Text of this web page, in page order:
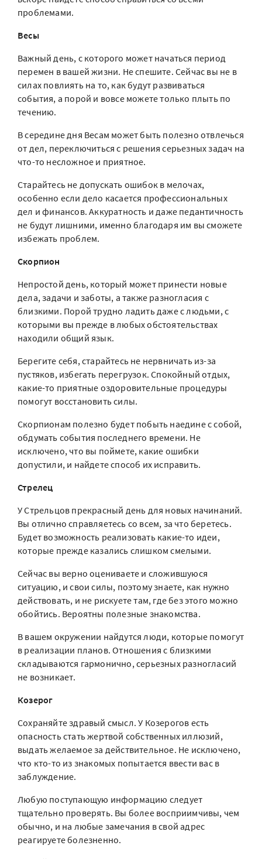
проблемами.
Весы
Важный день, с которого может начаться период
перемен в вашей жизни. Не спешите. Сейчас вы не в
силах повлиять на то, как будут развиваться
события, а порой и вовсе можете только плыть по
течению.
В середине дня Весам может быть полезно отвлечься
от дел, переключиться с решения серьезных задач на
что-то несложное и приятное.
Старайтесь не допускать ошибок в мелочах,
особенно если дело касается профессиональных
дел и финансов. Аккуратность и даже педантичность
не будут лишними, именно благодаря им вы сможете
избежать проблем.
Скорпион
Непростой день, который может принести новые
дела, задачи и заботы, а также разногласия с
близкими. Порой трудно ладить даже с людьми, с
которыми вы прежде в любых обстоятельствах
находили общий язык.
Берегите себя, старайтесь не нервничать из-за
пустяков, избегать перегрузок. Спокойный отдых,
какие-то приятные оздоровительные процедуры
помогут восстановить силы.
Скорпионам полезно будет побыть наедине с собой,
обдумать события последнего времени. Не
исключено, что вы поймете, какие ошибки
допустили, и найдете способ их исправить.
Стрелец
У Стрельцов прекрасный день для новых начинаний.
Вы отлично справляетесь со всем, за что беретесь.
Будет возможность реализовать какие-то идеи,
которые прежде казались слишком смелыми.
Сейчас вы верно оцениваете и сложившуюся
ситуацию, и свои силы, поэтому знаете, как нужно
действовать, и не рискуете там, где без этого можно
обойтись. Вероятны полезные знакомства.
В вашем окружении найдутся люди, которые помогут
в реализации планов. Отношения с близкими
складываются гармонично, серьезных разногласий
не возникает.
Козерог
Сохраняйте здравый смысл. У Козерогов есть
опасность стать жертвой собственных иллюзий,
выдать желаемое за действительное. Не исключено,
что кто-то из знакомых попытается ввести вас в
заблуждение.
Любую поступающую информацию следует
тщательно проверять. Вы более восприимчивы, чем
обычно, и на любые замечания в свой адрес
реагируете болезненно.